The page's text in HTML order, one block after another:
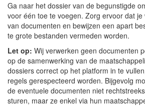
Ga naar het dossier van de begunstigde
voor één toe te voegen. Zorg ervoor dat
van documenten en bewijzen een apart
te grote bestanden vermeden worden.
Let op: Wij verwerken geen documenten
op de samenwerking van de
dossiers correct op het platform in te
regels gerespecteerd worden. Bijgevolg
de eventuele documenten niet
sturen, maar ze enkel via hun